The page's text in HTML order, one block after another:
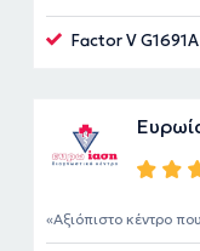
Factor V
Αξιόπιστο κέντρο